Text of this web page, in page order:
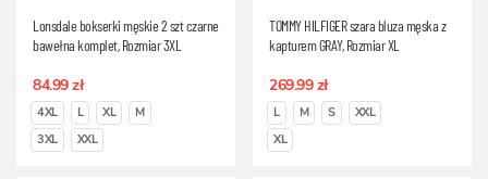
Lonsdale bokserki męskie 2 szt czarne
bawełna komplet, Rozmiar 3XL
84.99 zł
4XL L XL
M
3XL
XXL
TOMMY HILFIGER szara bluza męska z
kapturem GRAY, Rozmiar XL
269.99 zł
L M S
XXL
XL